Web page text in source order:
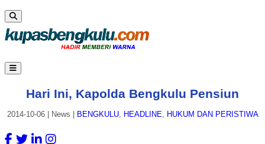
Hari Ini, Kapolda Bengkulu Pensiun
2014-10-06| News BENGKULU, HEADLINE, HUKUM DAN PERISTIWA